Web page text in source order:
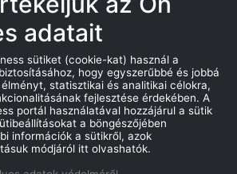
Cégminősítés
Cégminősítési riport
cégminősítési tanúsítvány
Termékek
- Adattovábbítási szerződés
adatait
sütiket (cookie-kat) használ a
hogy egyszerűbbé és jobbá
statisztikai és analitikai célokra,
fejlesztése érdekében. A
portál használatával hozzájárul a sütik
a böngészőjében
információk a sütikről, azok
módjáról itt olvashatók.